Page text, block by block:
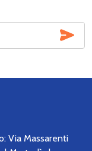
Via Massarenti